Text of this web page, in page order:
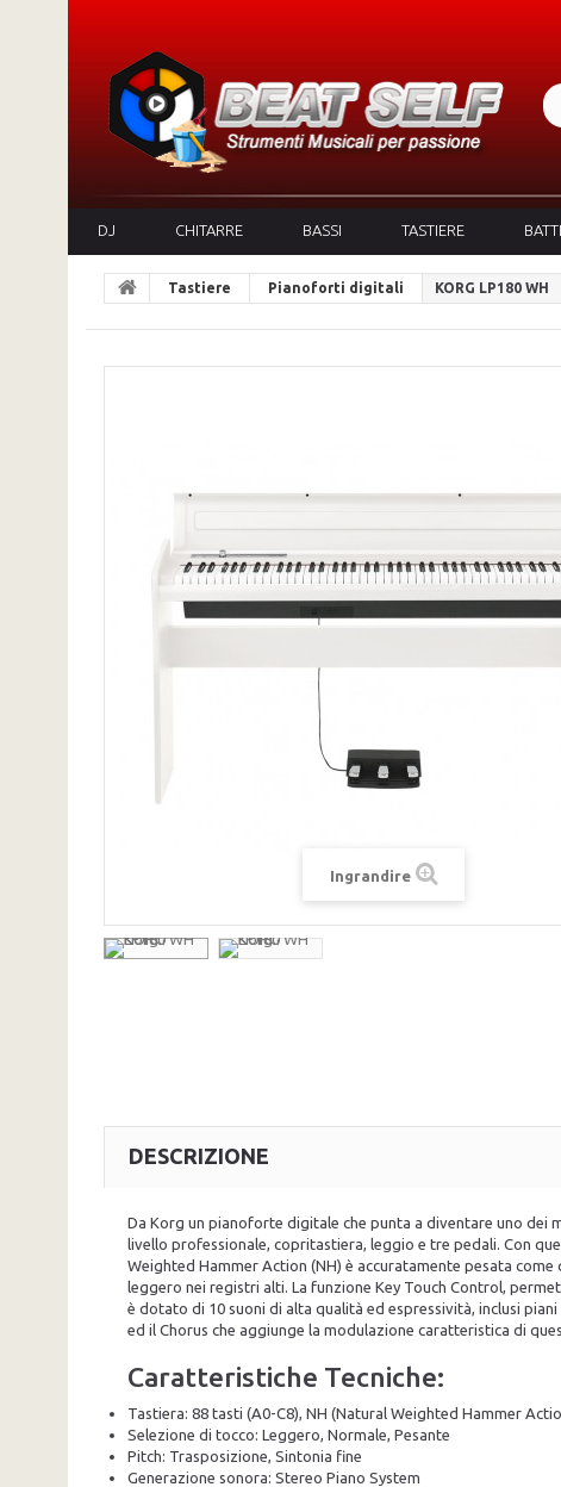
DJ CHITARRE BASSI TASTIERE
Tastiere Pianoforti digitali KORG LP180 WH
Ingrandire
DESCRIZIONE
Da Korg un pianoforte digitale che punta a diventare uno
livello professionale, copritastiera, leggio e tre pedali. Con
Weighted Hammer Action (NH) è accuratamente pesata
leggero nei registri alti. La funzione Key Touch Control,
è dotato di 10 suoni di alta qualità ed espressività, inclusi
ed il Chorus che aggiunge la modulazione caratteristica di
Caratteristiche Tecniche:
Tastiera: 88 tasti (A0-C8), NH (Natural Weighted Hammer
Selezione di tocco: Leggero, Normale, Pesante
Pitch: Trasposizione, Sintonia fine
Generazione sonora: Stereo Piano System